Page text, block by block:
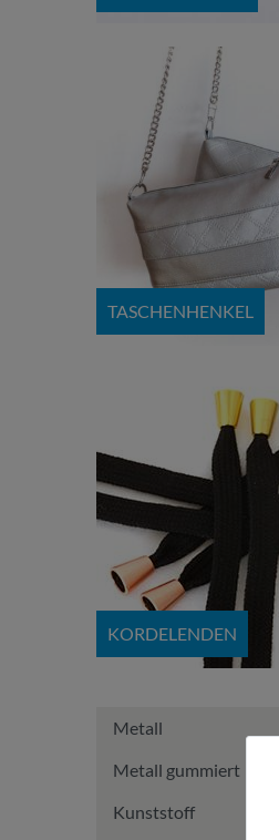
TASCHENHENKEL
KORDELENDEN
Metall
Metall gummiert
Kunststoff